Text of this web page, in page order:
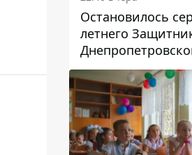
Остановилось
летнего
Евгения